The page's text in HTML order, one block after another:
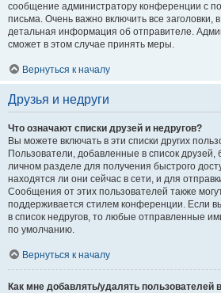
сообщение администратору конференции с
письма. Очень важно включить все заголовки,
детальная информация об отправителе.
сможет в этом случае принять меры.
Вернуться к началу
Друзья и недруги
Что означают списки друзей и недругов?
Вы можете включать в эти списки других
Пользователи, добавленные в список друзей,
личном разделе для получения быстрого
находятся ли они сейчас в сети, и для
Сообщения от этих пользователей также
поддерживается стилем конференции. Если
в список недругов, то любые отправленные
по умолчанию.
Вернуться к началу
Как мне добавлять/удалять пользователей